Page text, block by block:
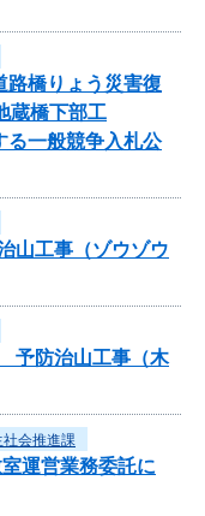
橋りょう災害復
蔵橋下部工
る一般競争入札公
山工事（ゾウゾウ
予防治山工事（木
会推進課
運営業務委託に